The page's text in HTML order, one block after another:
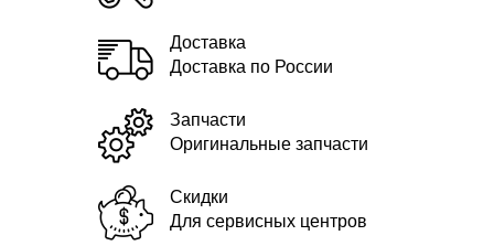
Доставка
Доставка по России
Запчасти
Оригинальные запчасти
Скидки
Для сервисных центров